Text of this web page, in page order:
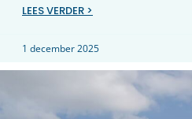
LEES VERDER >
1 december 2025